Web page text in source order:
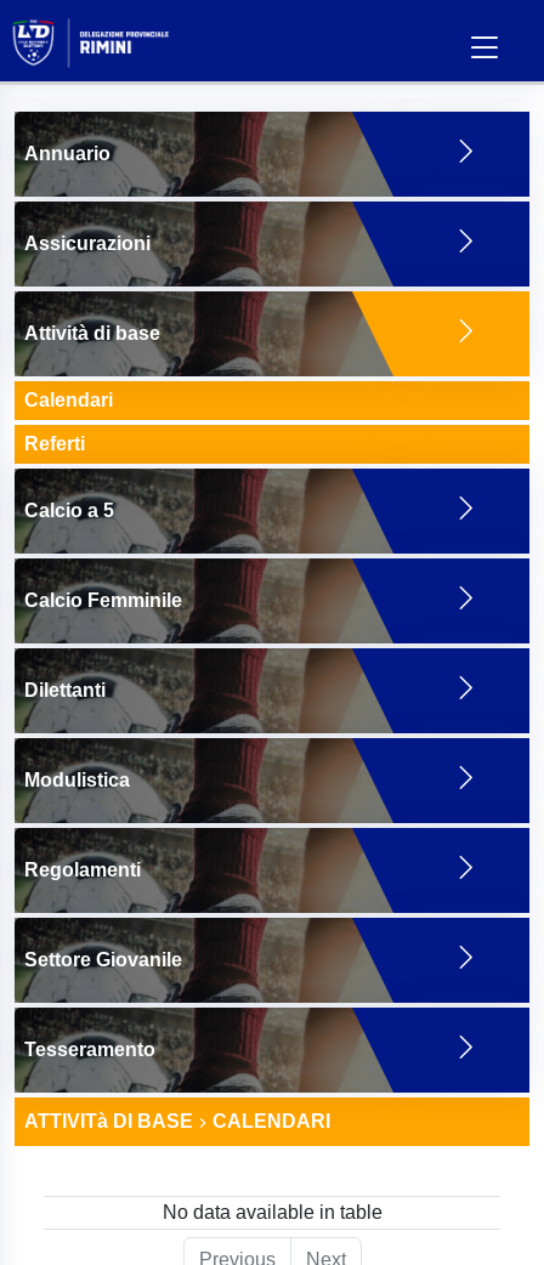
Annuario
Assicurazioni
Attività di base
Calendari
Referti
Calcio a 5
Calcio Femminile
Dilettanti
Modulistica
Regolamenti
Settore Giovanile
Tesseramento
ATTIVITà DI BASE CALENDARI
No data available in table
Previous Next